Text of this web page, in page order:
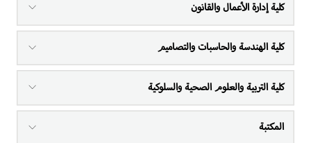
كلية إدارة الأعمال والقانون
كلية الهندسة والحاسبات والتصاميم
كلية التربية والعلوم الصحية والسلوكية
المكتبة